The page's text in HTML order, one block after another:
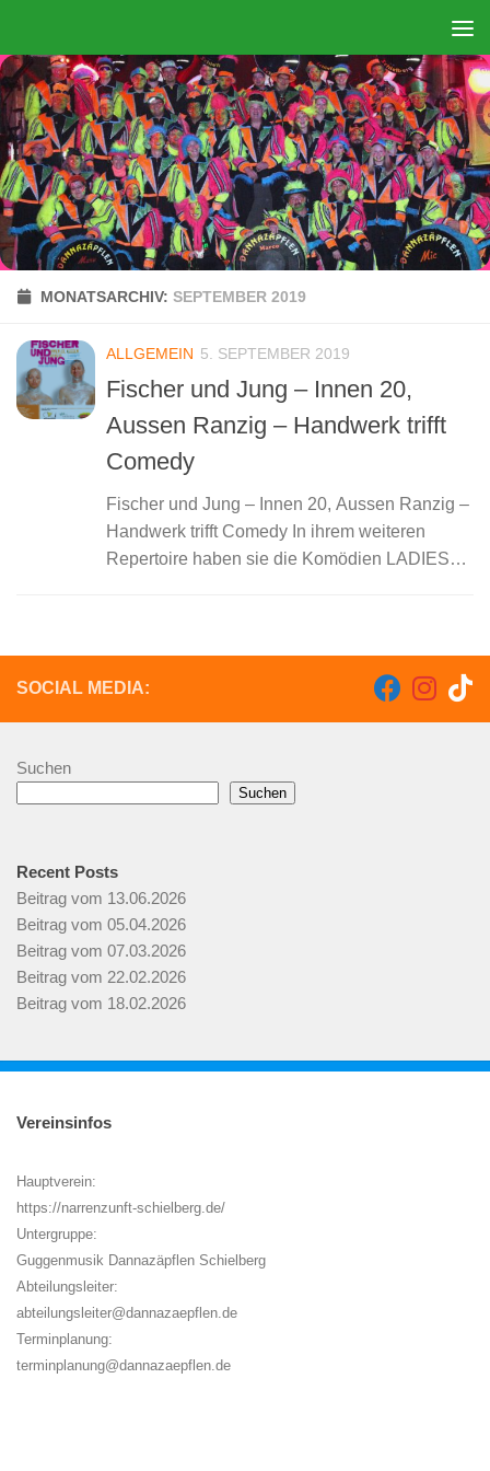
MONATSARCHIV: SEPTEMBER 2019
ALLGEMEIN 5. SEPTEMBER 2019
Fischer und Jung – Innen 20,
Aussen Ranzig – Handwerk trifft
Comedy
Fischer und Jung – Innen 20, Aussen Ranzig –
Handwerk trifft Comedy In ihrem weiteren
Repertoire haben sie die Komödien LADIES
SOCIAL MEDIA:
Suchen
Suchen
Recent Posts
Beitrag vom 13.06.2026
Beitrag vom 05.04.2026
Beitrag vom 07.03.2026
Beitrag vom 22.02.2026
Beitrag vom 18.02.2026
Vereinsinfos
Hauptverein:
https://narrenzunft-schielberg.de/
Untergruppe:
Guggenmusik Dannazäpflen Schielberg
Abteilungsleiter:
abteilungsleiter@dannazaepflen.de
Terminplanung:
terminplanung@dannazaepflen.de